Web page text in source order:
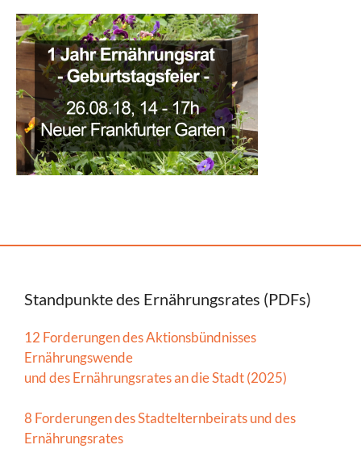
Standpunkte des Ernährungsrates (PDFs)
12 Forderungen des Aktionsbündnisses
Ernährungswende
und des Ernährungsrates an die Stadt (2025)
8 Forderungen des Stadtelternbeirats und des
Ernährungsrates